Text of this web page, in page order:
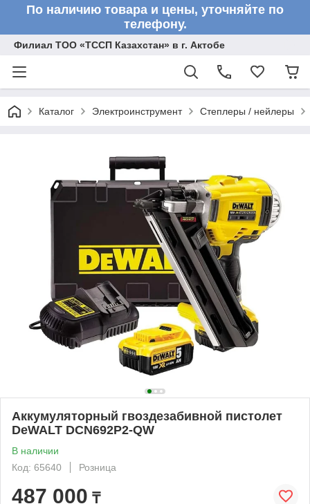
По наличию товара и цены, уточняйте по
телефону.
Филиал ТОО «ТССП Казахстан» в г. Актобе
Каталог Электроинструмент Степлеры / нейлеры
Аккумуляторный гвоздезабивной пистолет
DeWALT DCN692P2-QW
В наличии
Код: 65640
Розница
487 000 ₸